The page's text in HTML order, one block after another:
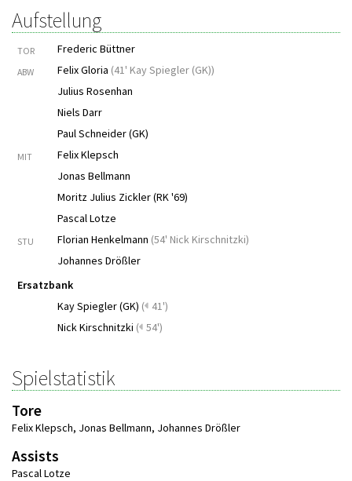
Aufstellung
TOR Frederic Büttner
ABW Felix Gloria (41' Kay Spiegler (GK))
Julius Rosenhan
Niels Darr
Paul Schneider (GK)
MIT
Felix Klepsch
Jonas Bellmann
Moritz Julius Zickler (RK '69)
Pascal Lotze
STU Florian Henkelmann (54' Nick Kirschnitzki)
Johannes Drößler
Ersatzbank
Kay Spiegler (GK) ( 41')
Nick Kirschnitzki ( 54')
Spielstatistik
Tore
Felix Klepsch, Jonas Bellmann, Johannes Drößler
Assists
Pascal Lotze